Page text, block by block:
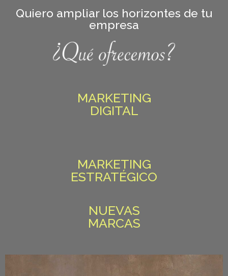
Quiero ampliar los horizontes de tu
empresa
MARKETING
DIGITAL
MARKETING
ESTRATÉGICO
NUEVAS
MARCAS